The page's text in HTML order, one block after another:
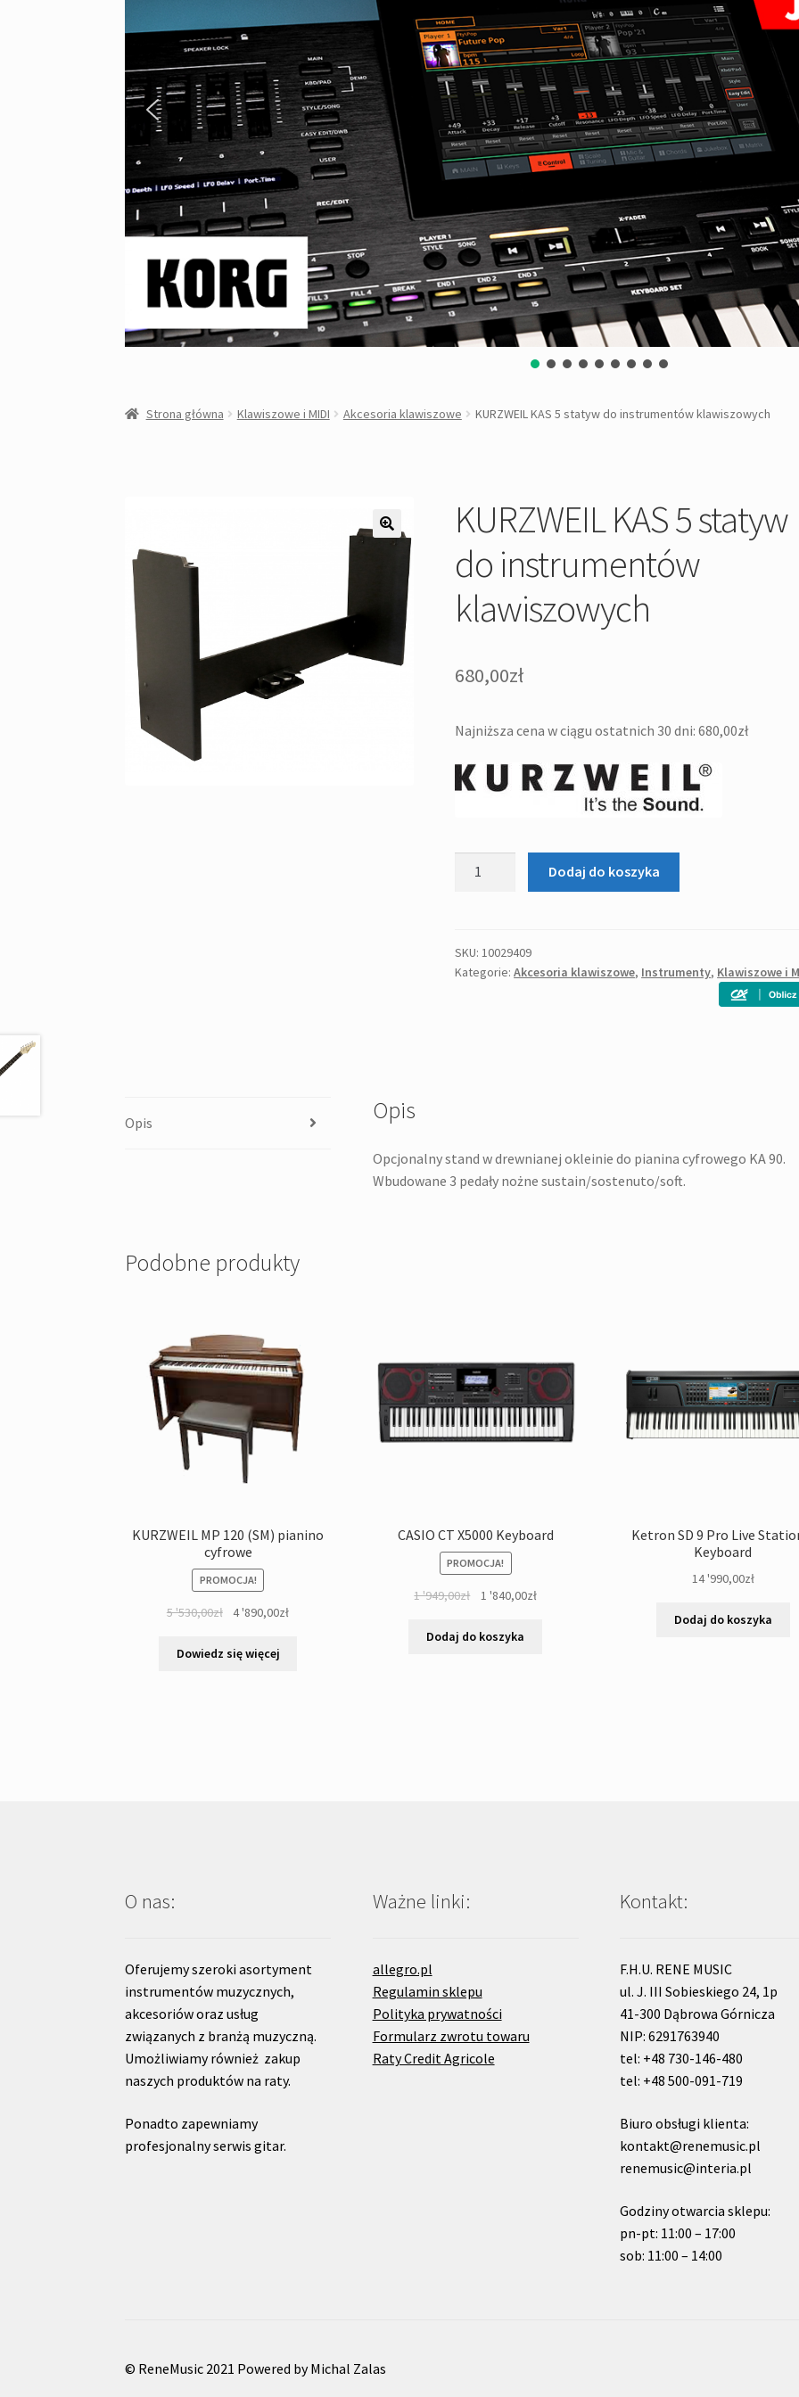
Strona główna Klawiszowe i MIDI Akcesoria klawiszowe KURZWEIL KAS 5 statyw do instrumentów klawiszowych
KURZWEIL KAS 5 statyw
do instrumentów
klawiszowych
680,00zł
Najniższa cena w ciągu ostatnich 30 dni:680,00zł
statyw
do
Dodaj do koszyka
SKU:10029409
Kategorie:Akcesoria klawiszowe, Instrumenty, Klawiszowe i
Opis Opis
Opcjonalny stand w drewnianej okleinie do pianina cyfrowego KA 90.
Wbudowane 3 pedały nożne sustain/sostenuto/soft.
Podobne produkty
KURZWEIL MP 120 (SM) pianino
cyfrowe
PROMOCJA!
5 '530,00zł
Pierwotna
wynosiła:
4 '890,00złAktualna
Dowiedz się więcej
CASIO CT X5000 Keyboard
PROMOCJA!
1 '949,00zł
Pierwotna
wynosiła:
1 '840,00złAktualna
Dodaj do koszyka
Ketron SD 9 Pro Live
Keyboard
14 '990,00zł
Dodaj do koszyka
O nas:
Oferujemy szeroki asortyment
instrumentów muzycznych,
akcesoriów oraz usług
związanych z branżą muzyczną.
Umożliwiamy również zakup
naszych produktów na raty.
Ponadto zapewniamy
profesjonalny serwis gitar.
Ważne linki:
allegro.pl
Regulamin sklepu
Polityka prywatności
Formularz zwrotu towaru
Raty Credit Agricole
Kontakt:
F.H.U. RENE MUSIC
ul. J. III Sobieskiego 24, 1p
41-300 Dąbrowa Górnicza
NIP: 6291763940
tel: +48 730-146-480
tel: +48 500-091-719
Biuro obsługi klienta:
kontakt@renemusic.pl
renemusic@interia.pl
Godziny otwarcia sklepu:
pn-pt: 11:00 – 17:00
sob: 11:00 – 14:00
© ReneMusic 2021 Powered by Michal Zalas